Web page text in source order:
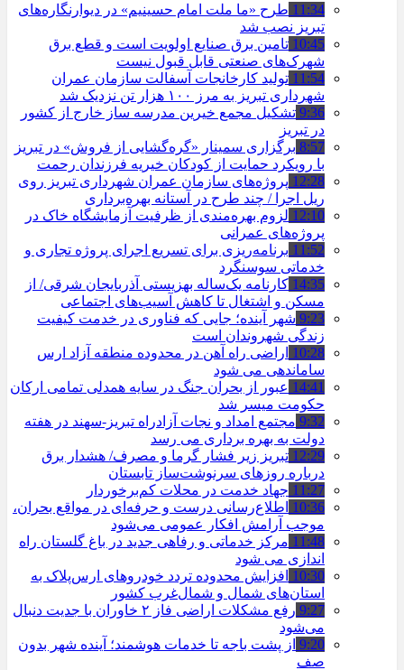
11:34 طرح «ما ملت امام حسینیم» در دیوارنگاره‌های
تبریز نصب شد
10:45 تامین برق صنایع اولویت است و قطع برق
شهرک‌های صنعتی قابل قبول نیست
11:54 تولید کارخانجات آسفالت سازمان عمران
شهرداری تبریز به مرز ۱۰۰ هزار تن نزدیک شد
9:36 تشکیل مجمع خیرین مدرسه ‌ساز خارج از کشور
در تبریز
8:57 برگزاری سمینار «گره‌گشایی از فروش» در تبریز
با رویکرد حمایت از کودکان خیریه فرزندان رحمت
12:28 پروژه‌های سازمان عمران شهرداری تبریز روی
ریل اجرا / چند طرح در آستانه بهره‌برداری
12:10 لزوم بهره‌مندی از ظرفیت آزمایشگاه خاک در
پروژه‌های عمرانی
11:52 برنامه‌ریزی برای تسریع اجرای پروژه تجاری و
خدماتی سوسنگرد
14:35 کارنامه یک‌ساله بهزیستی آذربایجان شرقی/ از
مسکن و اشتغال تا کاهش آسیب‌های اجتماعی
9:23 شهر آینده؛ جایی که فناوری در خدمت کیفیت
زندگی شهروندان است
10:28 اراضی راه آهن در محدوده منطقه آزاد ارس
ساماندهی می شود
14:41 عبور از بحران جنگ در سایه همدلی تمامی ارکان
حکومت میسر شد
9:32 مجتمع امداد و نجات آزادراه تبریز-سهند در هفته
دولت به بهره ‌برداری می‌ رسد
12:29 تبریز زیر فشار گرما و مصرف/ هشدار برق
درباره روزهای سرنوشت‌ساز تابستان
11:27 جهاد خدمت در محلات کم‌برخوردار
10:36 اطلاع‌رسانی درست و حرفه‌ای در مواقع بحران،
موجب آرامش افکار عمومی می‌شود
11:48 مرکز خدماتی و رفاهی جدید در باغ گلستان راه
اندازی می شود
10:30 افزایش محدوده تردد خودروهای ارس‌پلاک به
استان‌های شمال و شمال‌غرب کشور
9:27
رفع مشکلات اراضی فاز ۲ خاوران با جدیت دنبال
می‌شود
9:20 از پشت باجه تا خدمات هوشمند؛ آینده شهر بدون
صف